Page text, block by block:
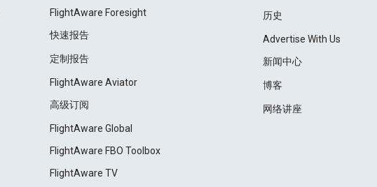
FlightAware Foresight
快速报告
定制报告
FlightAware Aviator
高级订阅
FlightAware Global
FlightAware FBO Toolbox
FlightAware TV
历史
Advertise With Us
新闻中心
博客
网络讲座